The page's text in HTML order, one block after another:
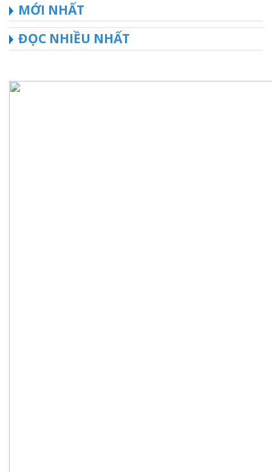
MỚI NHẤT
ĐỌC NHIỀU NHẤT